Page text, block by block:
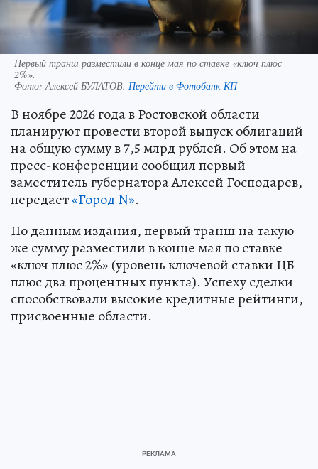
Первый транш разместили в конце мая по ставке «ключ плюс
2%».
Фото:Алексей БУЛАТОВ. Перейти в Фотобанк КП
В ноябре 2026 года в Ростовской области
планируют провести второй выпуск облигаций
на общую сумму в 7,5 млрд рублей. Об этом на
пресс-конференции сообщил первый
заместитель губернатора Алексей Господарев,
передает«Город N».
По данным издания, первый транш на такую
же сумму разместили в конце мая по ставке
«ключ плюс 2%» (уровень ключевой ставки ЦБ
плюс два процентных пункта). Успеху сделки
способствовали высокие кредитные рейтинги,
присвоенные области.